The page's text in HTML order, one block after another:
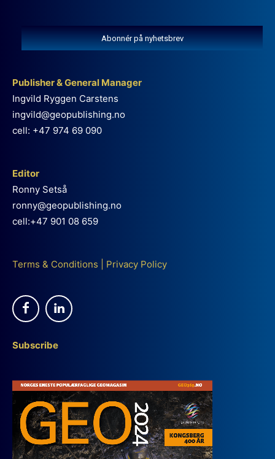
Abonnér på nyhetsbrev
Publisher & General Manager
Ingvild Ryggen Carstens
ingvild@geopublishing.no
cell: +47 974 69 090
Editor
Ronny Setså
ronny@geopublishing.no
cell:+47 901 08 659
Terms & Conditions Privacy Policy
Subscribe